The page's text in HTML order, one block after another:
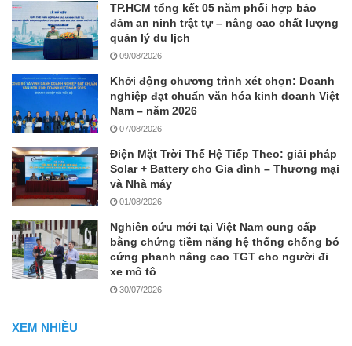
TP.HCM tổng kết 05 năm phối hợp bảo
đảm an ninh trật tự – nâng cao chất lượng
quản lý du lịch
09/08/2026
Khởi động chương trình xét chọn: Doanh
nghiệp đạt chuẩn văn hóa kinh doanh Việt
Nam – năm 2026
07/08/2026
Điện Mặt Trời Thế Hệ Tiếp Theo: giải pháp
Solar + Battery cho Gia đình – Thương mại
và Nhà máy
01/08/2026
Nghiên cứu mới tại Việt Nam cung cấp
bằng chứng tiềm năng hệ thống chống bó
cứng phanh nâng cao TGT cho người đi
xe mô tô
30/07/2026
XEM NHIỀU